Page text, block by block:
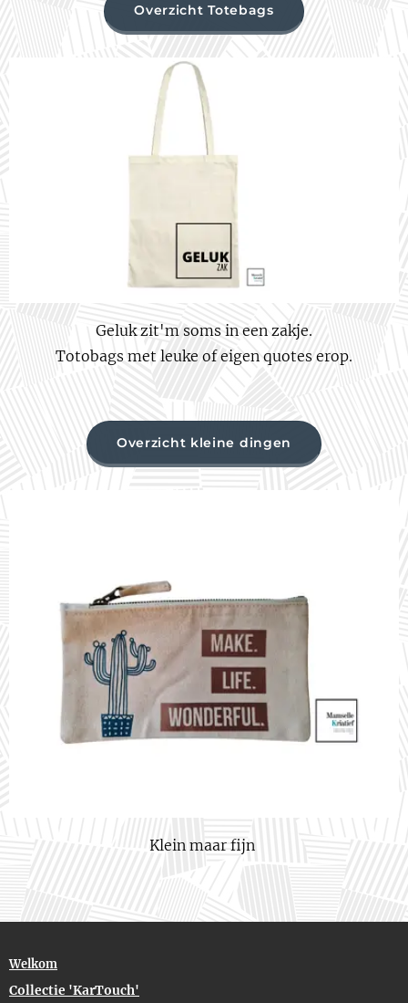
Overzicht Totebags
Geluk zit'm soms in een zakje.
Totobags met leuke of eigen quotes erop.
Overzicht kleine dingen
Klein maar fijn
Welkom
Collectie 'KarTouch'